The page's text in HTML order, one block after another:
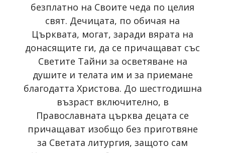
безплатно на Своите чеда по целия
свят. Дечицата, по обичая на
Църквата, могат, заради вярата на
донасящите ги, да се причащават със
Светите Тайни за осветяване на
душите и телата им и за приемане
благодатта Христова. До шестгодишна
възраст включително, в
Православната църква децата се
причащават изобщо без приготвяне
за Светата литургия, защото сам